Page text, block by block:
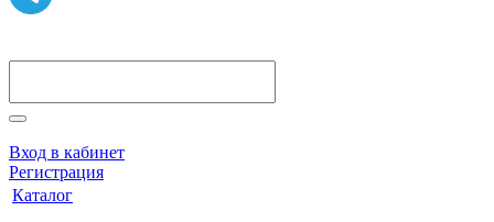
Вход в кабинет
Регистрация
Каталог